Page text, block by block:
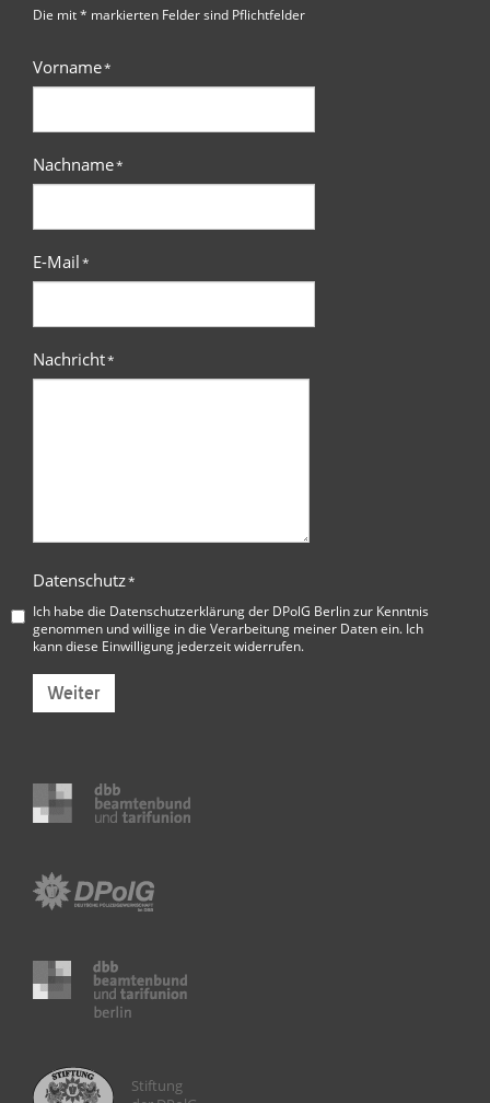
Die mit * markierten Felder sind Pflichtfelder
Vorname*
Nachname*
E-Mail*
Nachricht*
Datenschutz*
Ich habe die Datenschutzerklärung der DPolG Berlinzur Kenntnis
genommen und willige in die Verarbeitung meiner Daten ein. Ich
kann diese Einwilligung jederzeit widerrufen.
Weiter
Stiftung